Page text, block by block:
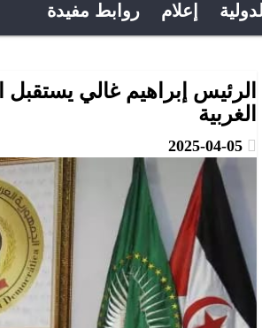
إعلام روابط مفيدة
الرئيس إبراهيم غالي
الغربية